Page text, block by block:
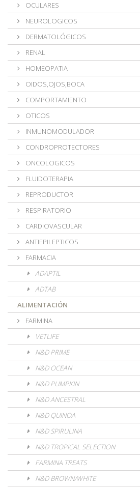
OCULARES
NEUROLOGICOS
DERMATOLÓGICOS
RENAL
HOMEOPATIA
OIDOS,OJOS,BOCA
COMPORTAMIENTO
OTICOS
INMUNOMODULADOR
CONDROPROTECTORES
ONCOLOGICOS
FLUIDOTERAPIA
REPRODUCTOR
RESPIRATORIO
CARDIOVASCULAR
ANTIEPILEPTICOS
FARMACIA
ADAPTIL
ADTAB
ALIMENTACIÓN
FARMINA
VETLIFE
N&D PRIME
N&D OCEAN
N&D PUMPKIN
N&D ANCESTRAL
N&D QUINOA
N&D SPIRULINA
N&D TROPICAL SELECTION
FARMINA TREATS
N&D BROWN/WHITE